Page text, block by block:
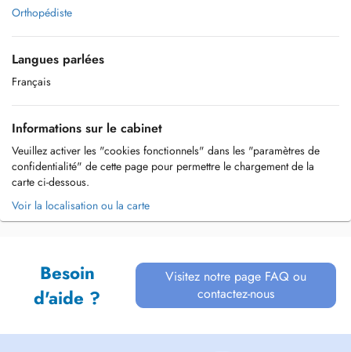
Orthopédiste
Langues parlées
Français
Informations sur le cabinet
Veuillez activer les "cookies fonctionnels" dans les "paramètres de
confidentialité" de cette page pour permettre le chargement de la
carte ci-dessous.
Voir la localisation ou la carte
Besoin
d'aide ?
Visitez notre page FAQ ou
contactez-nous